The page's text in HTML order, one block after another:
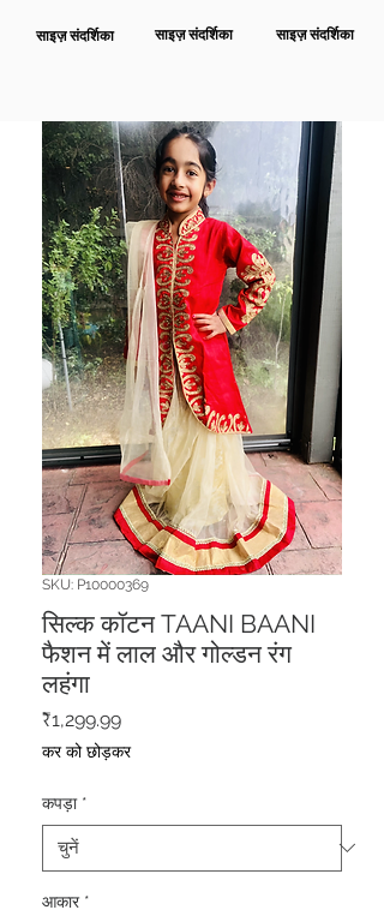
साइज़ संदर्शिका साइज़ संदर्शिका साइज़ संदर्शिका
SKU: P10000369
सिल्क कॉटन TAANI BAANI
फैशन में लाल और गोल्डन रंग
लहंगा
₹1,299.99मूल्य
कर को छोड़कर
कपड़ा *
आकार *